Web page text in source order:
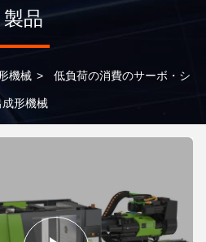
製品
機械 > 低負荷の消費のサーボ・シ
形機械